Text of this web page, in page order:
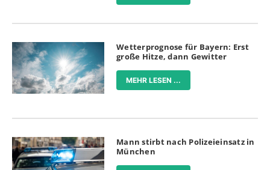
Wetterprognose für Bayern: Erst
große Hitze, dann Gewitter
MEHR LESEN ...
Mann stirbt nach Polizeieinsatz in
München